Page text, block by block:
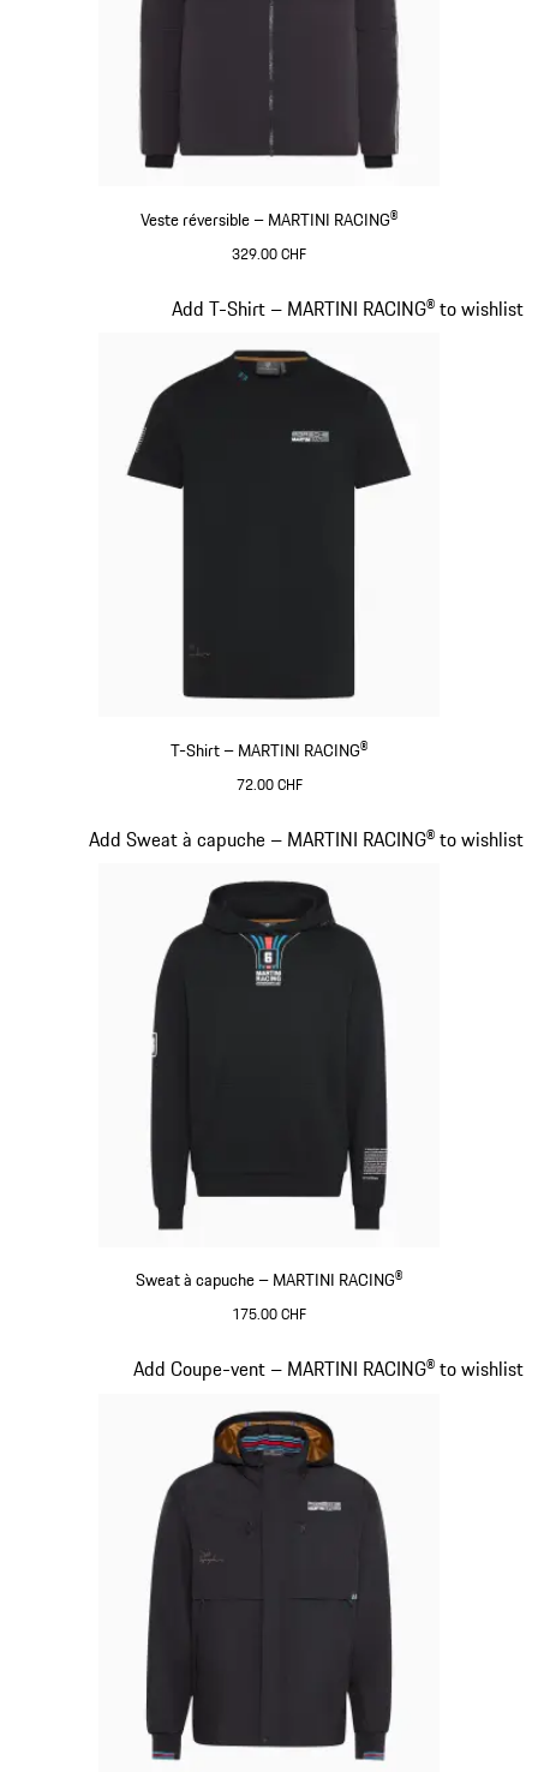
Veste réversible – MARTINI RACING®
329.00 CHF
T-Shirt – MARTINI RACING®
72.00 CHF
Add T-Shirt – MARTINI RACING® to wishlist
Diapositive 8 sur 20
Sweat à capuche – MARTINI RACING®
175.00 CHF
Add Sweat à capuche – MARTINI RACING® to wishlist
Diapositive 9 sur 20
Add Coupe-vent – MARTINI RACING® to wishlist
Diapositive 10 sur 20